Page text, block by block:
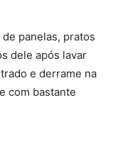
panelas, pratos
dele após lavar
e derrame na
com bastante